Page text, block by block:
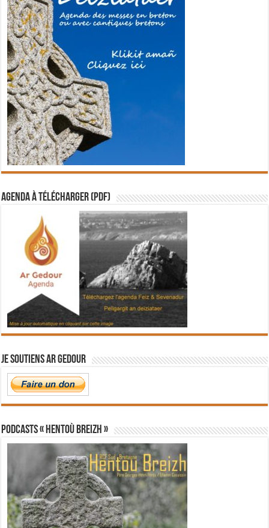
Agenda à télécharger (PDF)
Je soutiens Ar Gedour
PODCASTS « Hentoù Breizh »